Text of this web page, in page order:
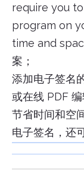
require you
program on
time and
案；
添加电子签名
或在线 PDF
节省时间和空
电子签名，还